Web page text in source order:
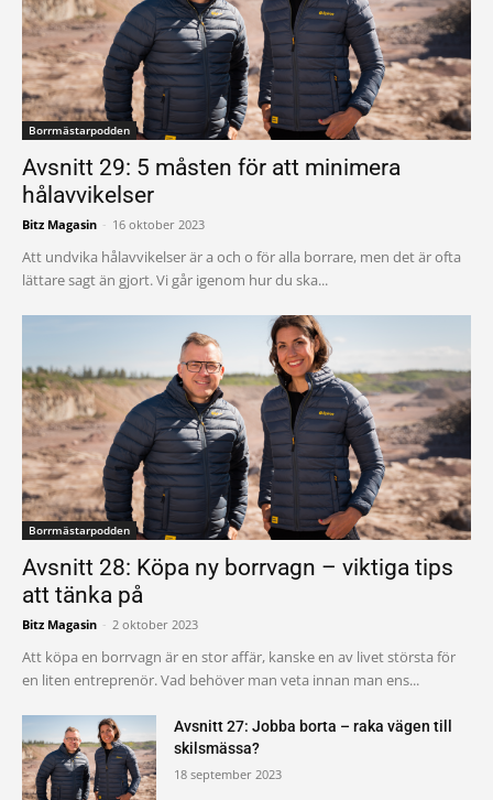
Borrmästarpodden
Avsnitt 29: 5 måsten för att minimera
hålavvikelser
Bitz Magasin - 16 oktober 2023
Att undvika hålavvikelser är a och o för alla borrare, men det är ofta
lättare sagt än gjort. Vi går igenom hur du ska...
Borrmästarpodden
Avsnitt 28: Köpa ny borrvagn – viktiga tips
att tänka på
Bitz Magasin - 2 oktober 2023
Att köpa en borrvagn är en stor affär, kanske en av livet största för
en liten entreprenör. Vad behöver man veta innan man ens...
Avsnitt 27: Jobba borta – raka vägen till
skilsmässa?
18 september 2023